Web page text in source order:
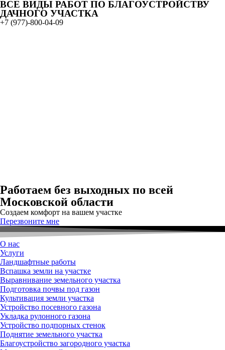
ВСЕ ВИДЫ РАБОТ ПО БЛАГОУСТРОЙСТВУ
ДАЧНОГО УЧАСТКА
+7 (977)-800-04-09
Работаем без выходных по всей
Московской области
Создаем комфорт на вашем участке
Перезвоните мне
О нас
Услуги
Ландшафтные работы
Вспашка земли на участке
Выравнивание земельного участка
Подготовка почвы под газон
Культивация земли участка
Устройство посевного газона
Укладка рулонного газона
Устройство подпорных стенок
Поднятие земельного участка
Благоустройство загородного участка